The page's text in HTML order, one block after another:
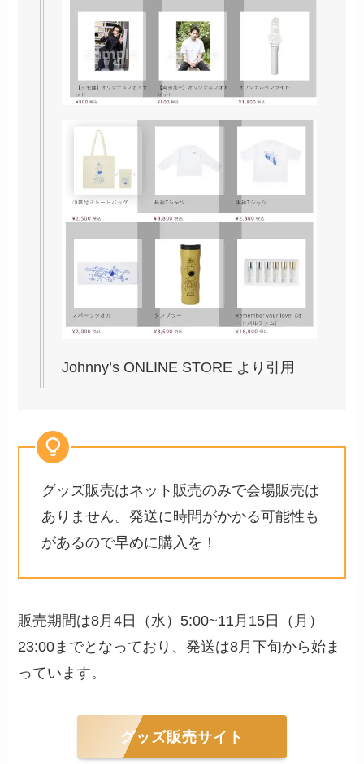
Johnny’s ONLINE STORE より引用
グッズ販売はネット販売のみで会場販売は
ありません。発送に時間がかかる可能性も
があるので早めに購入を！
販売期間は8月4日（水）5:00~11月15日（月）
23:00までとなっており、発送は8月下旬から始ま
っています。
グッズ販売サイト